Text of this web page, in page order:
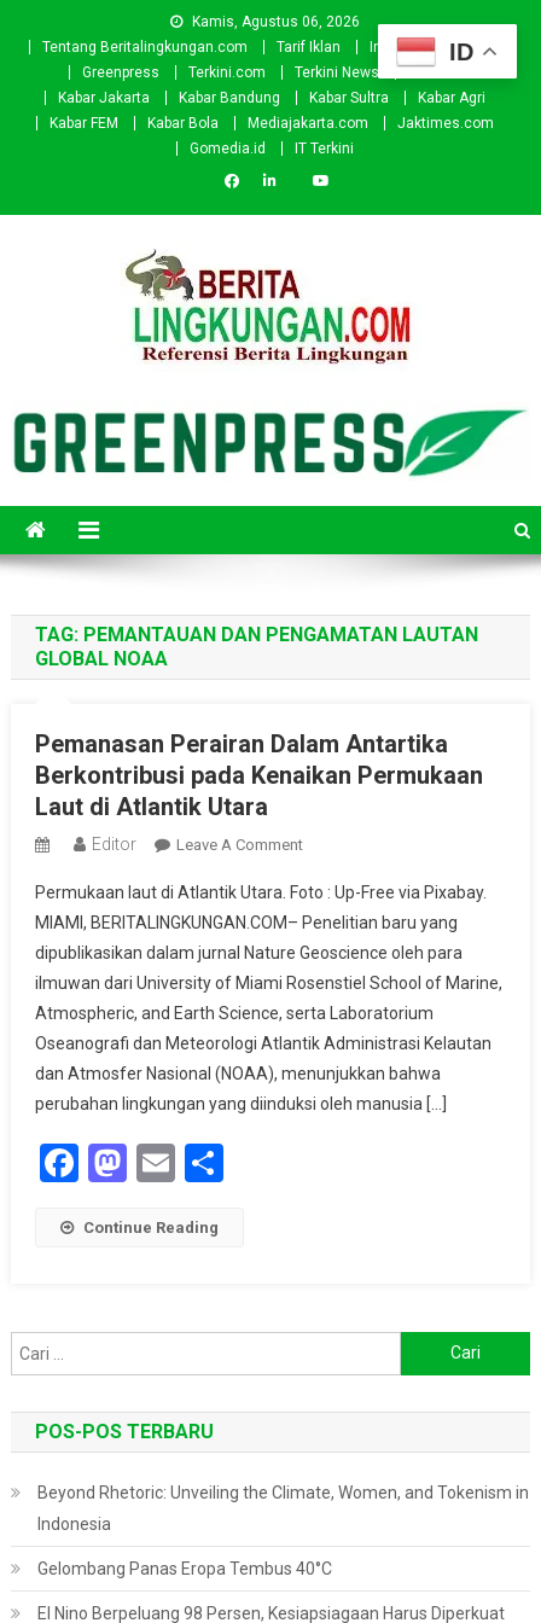
Kamis, Agustus 06, 2026
Tentang Beritalingkungan.com
Tarif Iklan Investor
Donasi
Greenpress
Terkini.com Terkini News
Kabar.id
Kabar Jakarta
Kabar Bandung Kabar Sultra
Kabar Agri
Kabar FEM
Kabar Bola Mediajakarta.com
Jaktimes.com
Gomedia.id
IT Terkini
TAG: PEMANTAUAN DAN PENGAMATAN LAUTAN
GLOBAL NOAA
Pemanasan Perairan Dalam Antartika
Berkontribusi pada Kenaikan Permukaan
Laut di Atlantik Utara
Editor Leave A CommentOn
Perairan
Dalam
Antartika
Berkontribusi
Pada
Kenaikan
Permukaan
Laut
Permukaan laut di Atlantik Utara. Foto : Up-Free via Pixabay.
MIAMI, BERITALINGKUNGAN.COM– Penelitian baru yang
dipublikasikan dalam jurnal Nature Geoscience oleh para
ilmuwan dari University of Miami Rosenstiel School of Marine,
Atmospheric, and Earth Science, serta Laboratorium
Oseanografi dan Meteorologi Atlantik Administrasi Kelautan
dan Atmosfer Nasional (NOAA), menunjukkan bahwa
perubahan lingkungan yang diinduksi oleh manusia […]
Facebook
Mastodon
EmailShare
Continue Reading
untuk:
POS-POS TERBARU
Beyond Rhetoric: Unveiling the Climate, Women, and Tokenism in
Indonesia
Gelombang Panas Eropa Tembus 40°C
El Nino Berpeluang 98 Persen, Kesiapsiagaan Harus Diperkuat
ID